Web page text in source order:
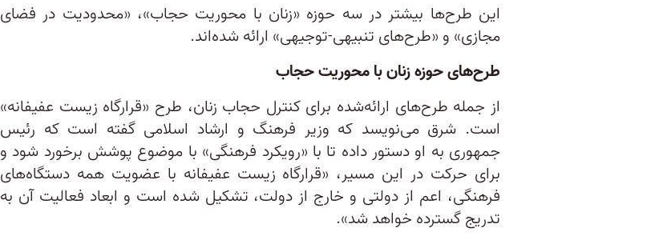
این طرح‌ها بیشتر در سه حوزه «زنان با محوریت حجاب»، «محدودیت در فضای
مجازی» و «طرح‌های تنبیهی-توجیهی» ارائه شده‌اند.
طرح‌های حوزه زنان با محوریت حجاب
از جمله طرح‌های ارائه‌شده برای کنترل حجاب زنان، طرح «قرارگاه زیست عفیفانه»‌
است. شرق می‌نویسد که وزیر فرهنگ و ارشاد اسلامی گفته است که رئیس
‌جمهوری به او دستور داده تا با «رویکرد فرهنگی» با موضوع پوشش برخورد شود و
برای حرکت در این مسیر، «قرارگاه زیست عفیفانه با عضویت همه دستگاه‌های
فرهنگی، اعم از دولتی و خارج از دولت، تشکیل شده است و ابعاد فعالیت آن به
تدریج گسترده خواهد شد».